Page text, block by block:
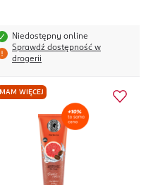
Niedostępny online
Sprawdź dostępność w
drogerii
MAM WIĘCEJ